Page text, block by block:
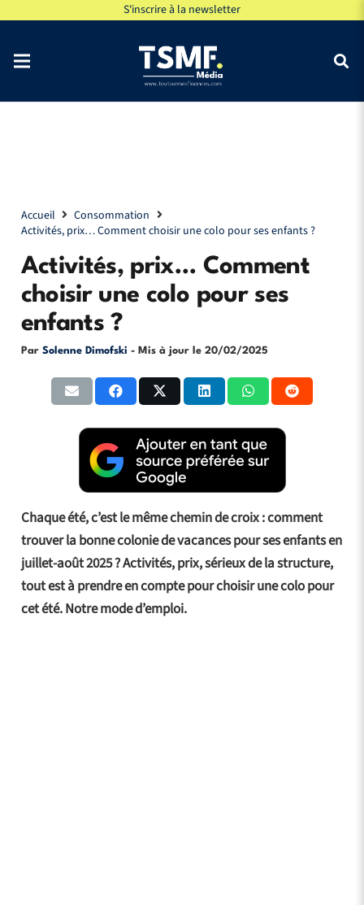
S'inscrire à la newsletter
Accueil
Consommation
Activités, prix… Comment choisir une colo pour ses enfants ?
Activités, prix… Comment
choisir une colo pour ses
enfants ?
Par Solenne Dimofski - Mis à jour le 20/02/2025
Chaque été, c’est le même chemin de croix : comment
trouver la bonne colonie de vacances pour ses enfants en
juillet-août 2025 ? Activités, prix, sérieux de la structure,
tout est à prendre en compte pour choisir une colo pour
cet été. Notre mode d’emploi.